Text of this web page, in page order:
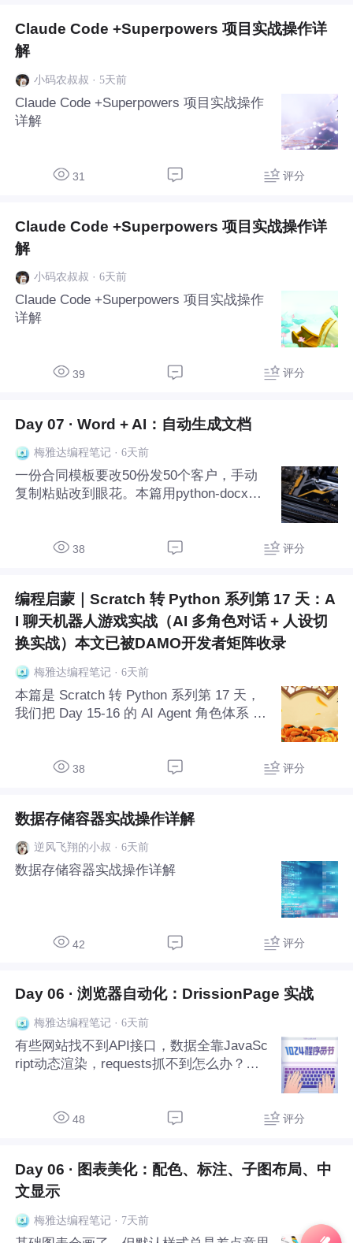
Claude Code +Superpowers 项目实战操作详
解
小码农叔叔 · 5天前
Claude Code +Superpowers 项目实战操作
详解
31 评分
Claude Code +Superpowers 项目实战操作详
解
小码农叔叔 · 6天前
Claude Code +Superpowers 项目实战操作
详解
39 评分
Day 07 · Word + AI：自动生成文档
梅雅达编程笔记· 6天前
一份合同模板要改50份发50个客户，手动
复制粘贴改到眼花。本篇用python-docx读
三个实战场景，从通知信到合同到周报全覆
38 评分
编程启蒙｜Scratch 转 Python 系列第 17 天：A
I 聊天机器人游戏实战（AI 多角色对话 + 人设切
换实战）本文已被DAMO开发者矩阵收录
梅雅达编程笔记· 6天前
本篇是 Scratch 转 Python 系列第 17 天，
我们把 Day 15-16 的 AI Agent 角色体系 真
列表 + Day 9 字典 + Day
38 评分
数据存储容器实战操作详解
逆风飞翔的小叔 · 6天前
数据存储容器实战操作详解
42 评分
Day 06 · 浏览器自动化：DrissionPage 实战
梅雅达编程笔记· 6天前
有些网站找不到API接口，数据全靠JavaSc
ript动态渲染，requests抓不到怎么办？上
m更好用、更快。教你打开页面、等待加
48 评分
Day 06 · 图表美化：配色、标注、子图布局、中
文显示
梅雅达编程笔记· 7天前